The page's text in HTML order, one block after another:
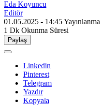
Eda Koyuncu
Editör
01.05.2025 - 14:45Yayınlanma
1 Dk Okunma Süresi
Paylaş
Linkedin
Pinterest
Telegram
Yazdır
Kopyala